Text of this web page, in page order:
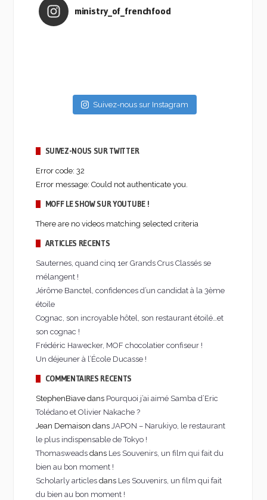
ministry_of_frenchfood
Suivez-nous sur Instagram
SUIVEZ-NOUS SUR TWITTER
Error code: 32
Error message: Could not authenticate you.
MOFF LE SHOW SUR YOUTUBE !
There are no videos matching selected criteria
ARTICLES RÉCENTS
Sauternes, quand cinq 1er Grands Crus Classés se
mélangent !
Jérôme Banctel, confidences d’un candidat à la 3ème
étoile
Cognac, son incroyable hôtel, son restaurant étoilé…et
son cognac !
Frédéric Hawecker, MOF chocolatier confiseur !
Un déjeuner à l’École Ducasse !
COMMENTAIRES RÉCENTS
StephenBiave dans Pourquoi j’ai aimé Samba d’Eric
Tolédano et Olivier Nakache ?
Jean Demaison dans JAPON – Narukiyo, le restaurant
le plus indispensable de Tokyo !
Thomasweadsdans Les Souvenirs, un film qui fait du
bien au bon moment !
Scholarly articlesdans Les Souvenirs, un film qui fait
du bien au bon moment !